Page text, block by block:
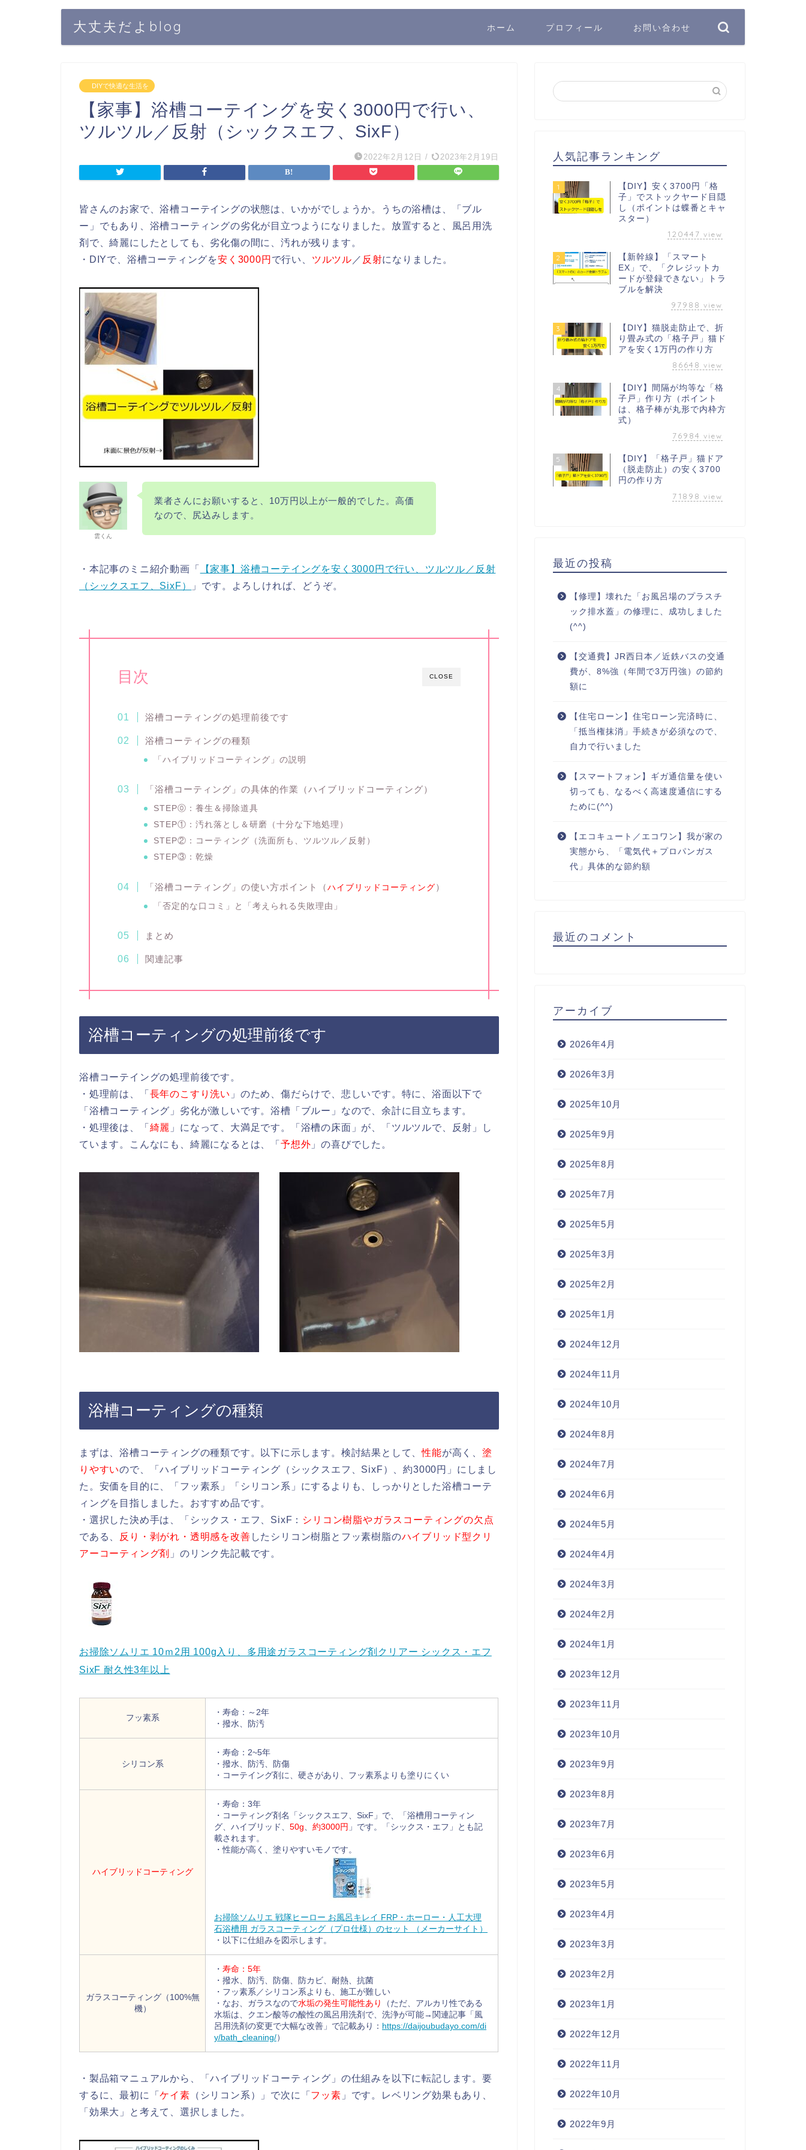
大丈夫だよblog ホーム プロフィール お問い合わせ
DIYで快適な生活を
【家事】浴槽コーテイングを安く3000円で行い、
ツルツル／反射（シックスエフ、SixF）
2022年2月12日 / 2023年2月19日
皆さんのお家で、浴槽コーテイングの状態は、いかがでしょうか。うちの浴槽は、「ブル
ー」でもあり、浴槽コーティングの劣化が目立つようになりました。放置すると、風呂用洗
剤で、綺麗にしたとしても、劣化傷の間に、汚れが残ります。
・DIYで、浴槽コーティングを安く3000円 で行い、 ツルツル ／ 反射になりました。
雲くん
業者さんにお願いすると、10万円以上が一般的でした。高価
なので、尻込みします。
・本記事のミニ紹介動画「
【家事】浴槽コーテイングを安く3000円で行い、ツルツル／反射
（シックスエフ、SixF）
」です。よろしければ、どうぞ。
CLOSE
目次
浴槽コーティングの処理前後です
浴槽コーティングの種類
「ハイブリッドコーティング」の説明
「浴槽コーティング」の具体的作業（ハイブリッドコーティング）
STEP⓪：養生＆掃除道具
STEP①：汚れ落とし＆研磨（十分な下地処理）
STEP②：コーティング（洗面所も、ツルツル／反射）
STEP③：乾燥
「浴槽コーティング」の使い方ポイント（ハイブリッドコーティング）
「否定的な口コミ」と「考えられる失敗理由」
まとめ
関連記事
浴槽コーティングの処理前後です
浴槽コーテイングの処理前後です。
・処理前は、「 長年のこすり洗い 」のため、傷だらけで、悲しいです。特に、浴面以下で
「浴槽コーティング」劣化が激しいです。浴槽「ブルー」なので、余計に目立ちます。
・処理後は、「 綺麗 」になって、大満足です。「浴槽の床面」が、「ツルツルで、反射」し
ています。こんなにも、綺麗になるとは、「予想外 」の喜びでした。
浴槽コーティングの種類
まずは、浴槽コーティングの種類です。以下に示します。検討結果として、性能が高く、塗
りやすいので、「ハイブリッドコーティング（シックスエフ、SixF）、約3000円」にしまし
た。安価を目的に、「フッ素系」「シリコン系」にするよりも、しっかりとした浴槽コーテ
ィングを目指しました。おすすめ品です。
・選択した決め手は、「シックス・エフ、SixF： シリコン樹脂やガラスコーティングの欠点
である、
反り・剥がれ・透明感を改善 したシリコン樹脂とフッ素樹脂のハイブリッド型クリ
アーコーティング剤 」のリンク先記載です。
お掃除ソムリエ 10ｍ2用 100g入り、多用途ガラスコーティング剤クリアー シックス・エフ
SixF 耐久性3年以上
フッ素系
・寿命：～2年
・撥水、防汚
シリコン系
・寿命：2~5年
・撥水、防汚、防傷
・コーテイング剤に、硬さがあり、フッ素系よりも塗りにくい
ハイブリッドコーティング
・寿命：3年
・コーティング剤名「シックスエフ、SixF」で、「浴槽用コーティン
グ、ハイブリッド、 50g、 約3000円 」です。「シックス・エフ」とも記
載されます。
・性能が高く、塗りやすいモノです。
お掃除ソムリエ 戦隊ヒーロー お風呂キレイ FRP・ホーロー・人工大理
石浴槽用 ガラスコーティング（プロ仕様）のセット （メーカーサイト）
・以下に仕組みを図示します。
ガラスコーティング（100%無
機）
・ 寿命：5年
・撥水、防汚、防傷、防カビ、耐熱、抗菌
・フッ素系／シリコン系よりも、施工が難しい
・なお、ガラスなので水垢の発生可能性あり
（ただ、アルカリ性である
水垢は、クエン酸等の酸性の風呂用洗剤で、洗浄が可能→関連記事「風
呂用洗剤の変更で大幅な改善」で記載あり： https://daijoubudayo.com/di
y/bath_cleaning/）
・製品箱マニュアルから、「ハイブリッドコーティング」の仕組みを以下に転記します。要
するに、最初に「ケイ素 （シリコン系）」で次に「 フッ素 」です。レベリング効果もあり、
「効果大」と考えて、選択しました。
人気記事ランキング
1
【DIY】安く3700円「格
子」でストックヤード目隠
し（ポイントは蝶番とキャ
スター）
120447 view
2
【新幹線】「スマート
EX」で、「クレジットカ
ードが登録できない」トラ
ブルを解決
97988 view
3
【DIY】猫脱走防止で、折
り畳み式の「格子戸」猫ド
アを安く1万円の作り方
86648 view
4
【DIY】間隔が均等な「格
子戸」作り方（ポイント
は、格子棒が丸形で内枠方
式）
76984 view
5
【DIY】「格子戸」猫ドア
（脱走防止）の安く3700
円の作り方
71898 view
最近の投稿
【修理】壊れた「お風呂場のプラスチ
ック排水蓋」の修理に、成功しました
(^^)
【交通費】JR西日本／近鉄バスの交通
費が、8%強（年間で3万円強）の節約
額に
【住宅ローン】住宅ローン完済時に、
「抵当権抹消」手続きが必須なので、
自力で行いました
【スマートフォン】ギガ通信量を使い
切っても、なるべく高速度通信にする
ために(^^)
【エコキュート／エコワン】我が家の
実態から、「電気代＋プロパンガス
代」具体的な節約額
最近のコメント
アーカイブ
2026年4月
2026年3月
2025年10月
2025年9月
2025年8月
2025年7月
2025年5月
2025年3月
2025年2月
2025年1月
2024年12月
2024年11月
2024年10月
2024年8月
2024年7月
2024年6月
2024年5月
2024年4月
2024年3月
2024年2月
2024年1月
2023年12月
2023年11月
2023年10月
2023年9月
2023年8月
2023年7月
2023年6月
2023年5月
2023年4月
2023年3月
2023年2月
2023年1月
2022年12月
2022年11月
2022年10月
2022年9月